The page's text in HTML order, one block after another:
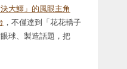
大鱷」的風眼主角
，不僅達到「花花轎子
球、製造話題，把